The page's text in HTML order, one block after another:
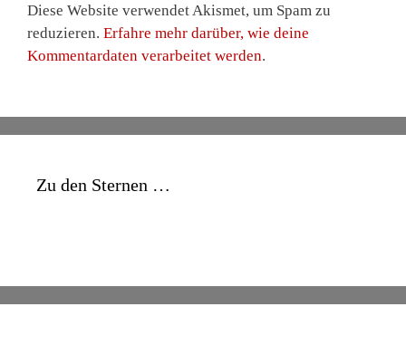
Diese Website verwendet Akismet, um Spam zu
reduzieren. Erfahre mehr darüber, wie deine
Kommentardaten verarbeitet werden.
Zu den Sternen …